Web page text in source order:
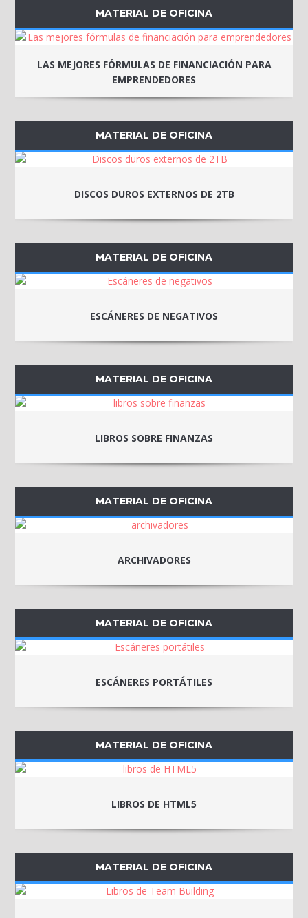
MATERIAL DE OFICINA
LAS MEJORES FÓRMULAS DE FINANCIACIÓN PARA
EMPRENDEDORES
MATERIAL DE OFICINA
DISCOS DUROS EXTERNOS DE 2TB
MATERIAL DE OFICINA
ESCÁNERES DE NEGATIVOS
MATERIAL DE OFICINA
LIBROS SOBRE FINANZAS
MATERIAL DE OFICINA
ARCHIVADORES
MATERIAL DE OFICINA
ESCÁNERES PORTÁTILES
MATERIAL DE OFICINA
LIBROS DE HTML5
MATERIAL DE OFICINA